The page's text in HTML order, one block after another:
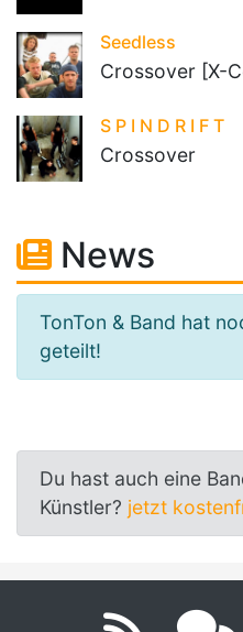
Seedless
Crossover [X-
S P I N D R I F T
Crossover
News
TonTon & Band hat
geteilt!
Du hast auch eine
Künstler? jetzt